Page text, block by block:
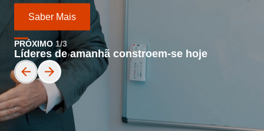
Saber Mais
PRÓXIMO 1/3
Líderes de amanhã constroem-se hoje